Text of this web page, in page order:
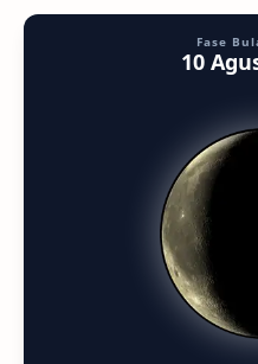
Fase
10